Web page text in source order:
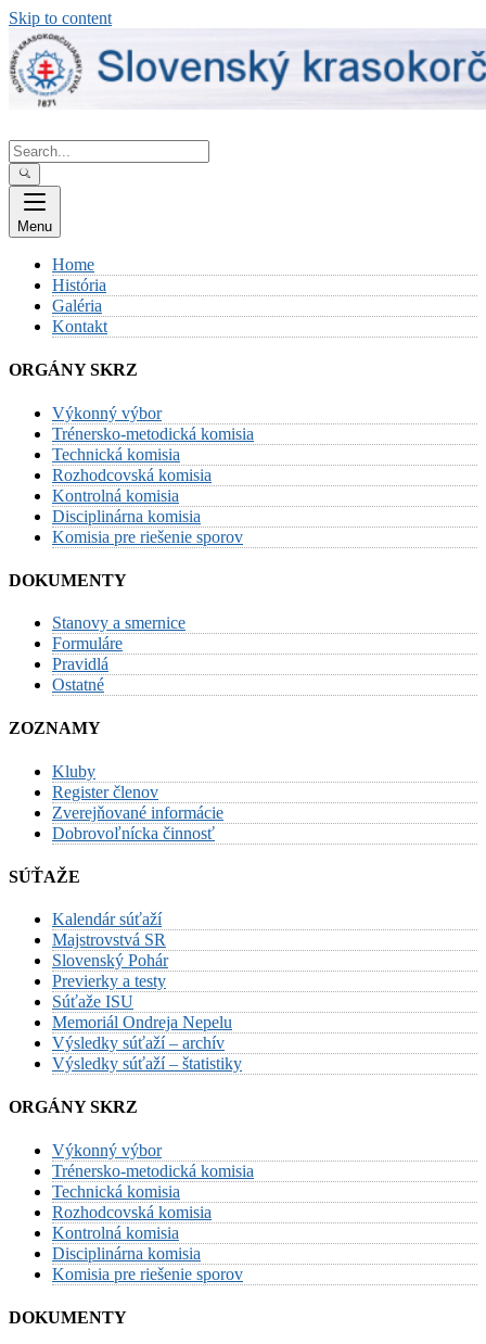
Skip to content
Menu
Home
História
Galéria
Kontakt
ORGÁNY SKRZ
Výkonný výbor
Trénersko-metodická komisia
Technická komisia
Rozhodcovská komisia
Kontrolná komisia
Disciplinárna komisia
Komisia pre riešenie sporov
DOKUMENTY
Stanovy a smernice
Formuláre
Pravidlá
Ostatné
ZOZNAMY
Kluby
Register členov
Zverejňované informácie
Dobrovoľnícka činnosť
SÚŤAŽE
Kalendár súťaží
Majstrovstvá SR
Slovenský Pohár
Previerky a testy
Súťaže ISU
Memoriál Ondreja Nepelu
Výsledky súťaží – archív
Výsledky súťaží – štatistiky
ORGÁNY SKRZ
Výkonný výbor
Trénersko-metodická komisia
Technická komisia
Rozhodcovská komisia
Kontrolná komisia
Disciplinárna komisia
Komisia pre riešenie sporov
DOKUMENTY